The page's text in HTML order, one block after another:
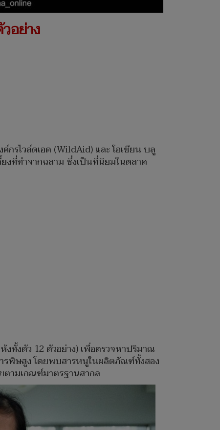
อย่าง
กรไวล์ดเอด (WildAid) และ โอเชียน บลู
งที่ทำจากฉลาม ซึ่งเป็นที่นิยมในตลาด
ทั้งตัว 12 ตัวอย่าง) เพื่อตรวจหาปริมาณ
รพิษสูง โดยพบสารหนูในผลิตภัณฑ์ทั้งสอง
ตามเกณฑ์มาตรฐานสากล